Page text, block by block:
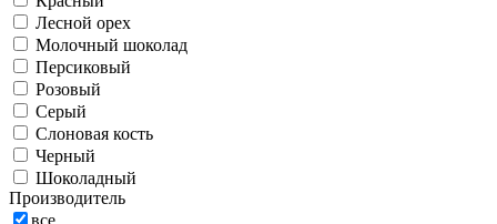
Лесной орех
Молочный шоколад
Персиковый
Розовый
Серый
Слоновая кость
Черный
Шоколадный
Производитель
все